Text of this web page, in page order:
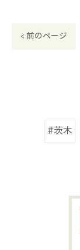
< 前のページ
#茨木